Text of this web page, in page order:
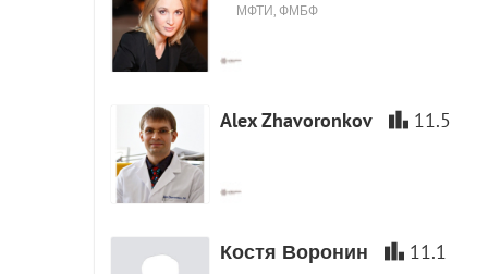
МФТИ, ФМБФ
Alex Zhavoronkov 11.5
Костя Воронин 11.1